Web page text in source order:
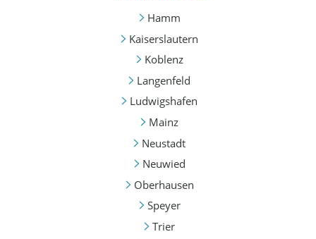
Hamm
Kaiserslautern
Koblenz
Langenfeld
Ludwigshafen
Mainz
Neustadt
Neuwied
Oberhausen
Speyer
Trier